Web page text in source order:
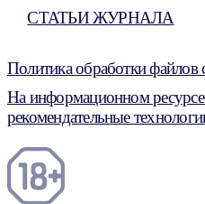
СТАТЬИ ЖУРНАЛА
Политика обработки файлов
На информационном
рекомендательные